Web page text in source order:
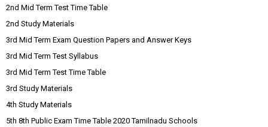
2nd Mid Term Test Time Table
2nd Study Materials
3rd Mid Term Exam Question Papers and Answer Keys
3rd Mid Term Test Syllabus
3rd Mid Term Test Time Table
3rd Study Materials
4th Study Materials
5th 8th Public Exam Time Table 2020 Tamilnadu Schools